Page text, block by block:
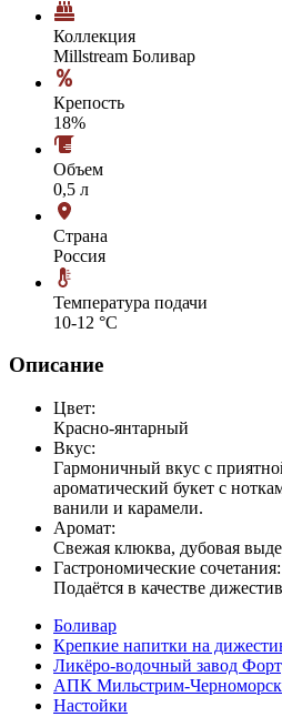
Коллекция
Millstream Боливар
Крепость
18%
Объем
0,5 л
Страна
Россия
Температура подачи
10-12 °С
Описание
Цвет:
Красно-янтарный
Вкус:
Гармоничный вкус с
ароматический букет с
ванили и карамели.
Аромат:
Свежая клюква, дубовая
Гастрономические сочетания:
Подаётся в качестве
Боливар
Крепкие напитки на
Ликёро-водочный завод
АПК Мильстрим-
Настойки